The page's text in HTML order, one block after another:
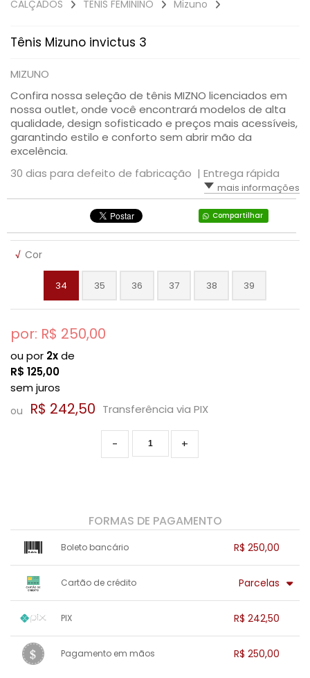
CALÇADOS TÊNIS FEMININO Mizuno
Tênis Mizuno invictus 3
MIZUNO
Confira nossa seleção de tênis MIZNO licenciados em
nossa outlet, onde você encontrará modelos de alta
qualidade, design sofisticado e preços mais acessíveis,
garantindo estilo e conforto sem abrir mão da
excelência.
30 dias para defeito de fabricação | Entrega rápida
mais informações
Compartilhar
√ Cor
34 35 36 37 38 39
por: R$ 250,00
ou por 2xde
R$ 125,00
sem juros
ou R$ 242,50 Transferência via PIX
+
-
FORMAS DE PAGAMENTO
Boleto bancário R$ 250,00
.
Cartão de crédito Parcelas
.
PIX R$ 242,50
.
Pagamento em mãos R$ 250,00